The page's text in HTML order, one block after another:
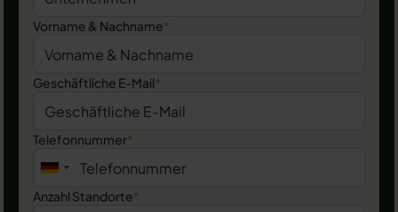
Vorname & Nachname*
Geschäftliche E-Mail*
Telefonnummer*
Anzahl Standorte*